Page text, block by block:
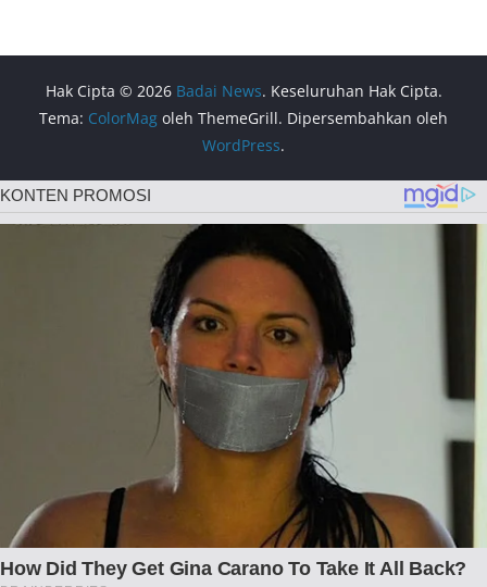
Hak Cipta © 2026 Badai News. Keseluruhan Hak Cipta.
Tema: ColorMag oleh ThemeGrill. Dipersembahkan oleh
WordPress.